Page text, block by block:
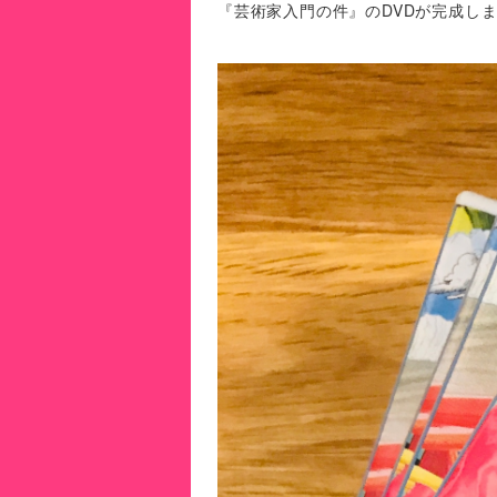
『芸術家入門の件』のDVDが完成し